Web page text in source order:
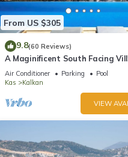
From US $305
9.8(60 Reviews)
A Maginificent South Facing
w/Heated Infinity Pool And
Views
Air Conditioner Parking
Pool
Kas
Kalkan
VIEW